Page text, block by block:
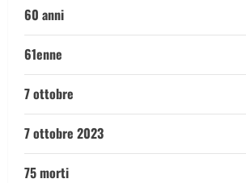
60 anni
61enne
7 ottobre
7 ottobre 2023
75 morti